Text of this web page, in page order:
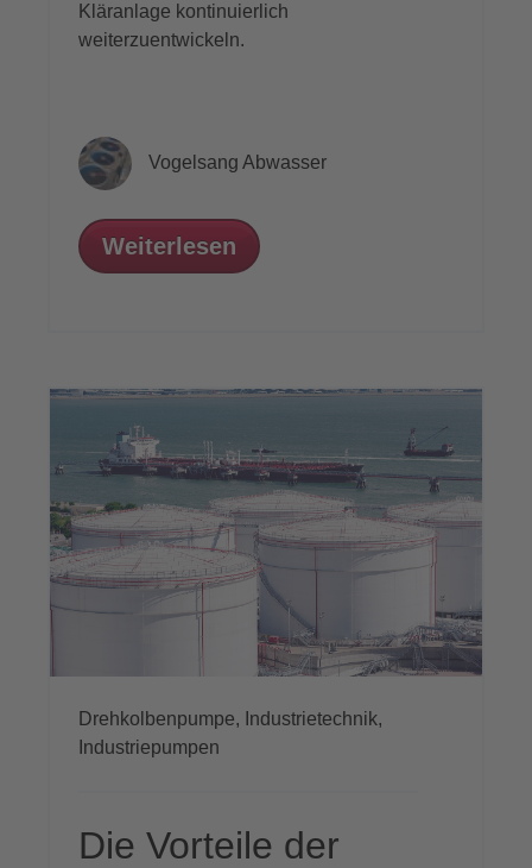
Kläranlage kontinuierlich
weiterzuentwickeln.
Vogelsang Abwasser
Weiterlesen
Drehkolbenpumpe, Industrietechnik,
Industriepumpen
Die Vorteile der